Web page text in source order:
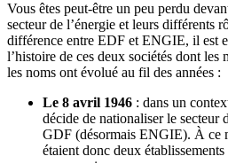
Vous êtes peut-être un peu perdu
secteur de l’énergie et leurs différents
différence entre EDF et ENGIE, il est
l’histoire de ces deux sociétés dont les
les noms ont évolué au fil des années :
Le 8 avril 1946 : dans un
décide de nationaliser le secteur
GDF (désormais ENGIE). À ce
étaient donc deux